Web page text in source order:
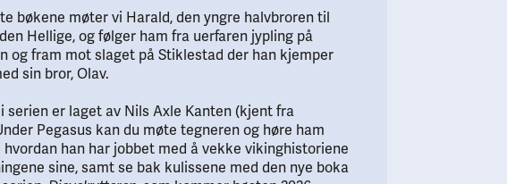
bøkene møter vi Harald, den yngre halvbroren til
Hellige, og følger ham fra uerfaren jypling på
og fram mot slaget på Stiklestad der han kjemper
sin bror, Olav.
serien er laget av Nils Axle Kanten (kjent fra
Pegasus kan du møte tegneren og høre ham
han har jobbet med å vekke vikinghistoriene
sine, samt se bak kulissene med den nye boka